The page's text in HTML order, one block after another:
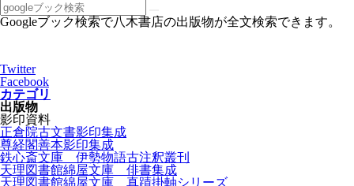
Googleブック検索で八木書店の出版物が全文検索できます。
Twitter
Facebook
カテゴリ
出版物
影印資料
正倉院古文書影印集成
尊経閣善本影印集成
鉄心斎文庫 伊勢物語古注釈叢刊
天理図書館綿屋文庫 俳書集成
天理図書館綿屋文庫 真蹟掛軸シリーズ